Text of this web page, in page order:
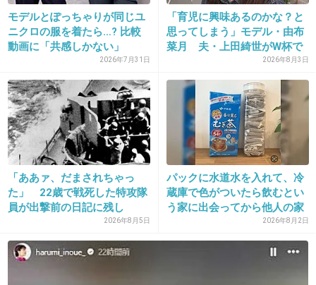
僕
+3 -1
37. 匿名2018/11/09(金) 16:06:22
食べ過ぎて太っちゃった
君のために痩せようと決めたのに
幸せと食欲は
反比例するのよ
+15 -3
モデルとぽっちゃりが同じユ
ニクロの服を着たら…? 比較
動画に「共感しかない」
2026年7月31日
「育児に興味あるのかな？と
思ってしまう」モデル・由布
菜月 夫・上田綺世がW杯で
2026年8月3日
「ああァ、だまされちゃっ
た」 22歳で戦死した特攻隊
員が出撃前の日記に残し
2026年8月5日
パックに水道水を入れて、冷
蔵庫で色がついたら飲むとい
う家に出会ってから他人の家
2026年8月2日